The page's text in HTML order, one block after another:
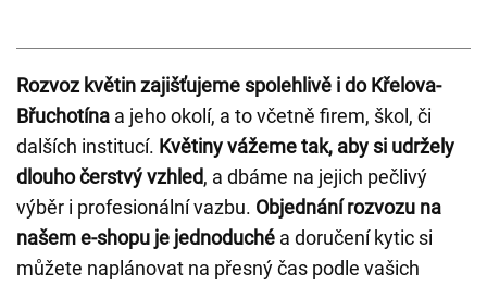
Rozvoz květin zajišťujeme spolehlivě i do Křelova-
Břuchotína a jeho okolí, a to včetně firem, škol, či
dalších institucí. Květiny vážeme tak, aby si udržely
dlouho čerstvý vzhled, a dbáme na jejich pečlivý
výběr i profesionální vazbu. Objednání rozvozu na
našem e-shopu je jednoduché a doručení kytic si
můžete naplánovat na přesný čas podle vašich